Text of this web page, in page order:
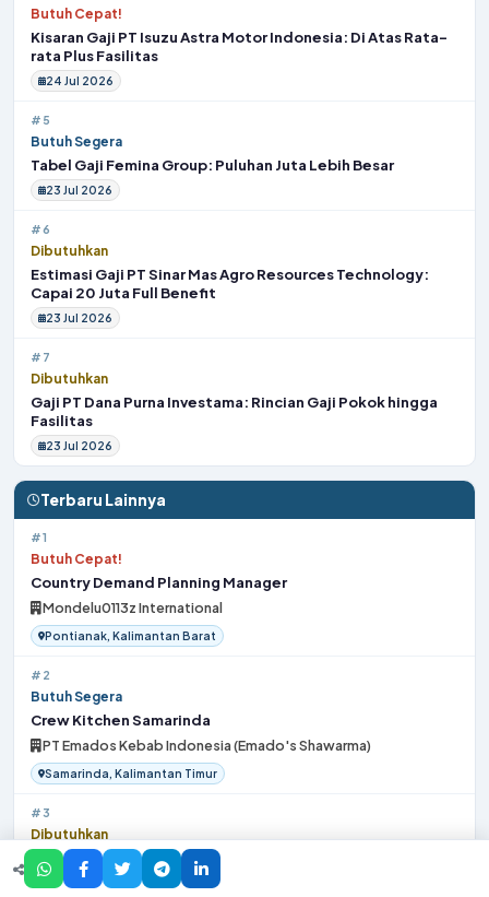
Butuh Cepat!
Kisaran Gaji PT Isuzu Astra Motor Indonesia: Di Atas Rata-
rata Plus Fasilitas
24 Jul 2026
#5
Butuh Segera
Tabel Gaji Femina Group: Puluhan Juta Lebih Besar
23 Jul 2026
#6
Dibutuhkan
Estimasi Gaji PT Sinar Mas Agro Resources Technology:
Capai 20 Juta Full Benefit
23 Jul 2026
#7
Dibutuhkan
Gaji PT Dana Purna Investama: Rincian Gaji Pokok hingga
Fasilitas
23 Jul 2026
Terbaru Lainnya
#1
Butuh Cepat!
Country Demand Planning Manager
Mondelu0113z International
Pontianak, Kalimantan Barat
#2
Butuh Segera
Crew Kitchen Samarinda
PT Emados Kebab Indonesia (Emado's Shawarma)
Samarinda, Kalimantan Timur
#3
Dibutuhkan
Kasir Balikpapan
PT. Warna Abadi Mitra Bersama